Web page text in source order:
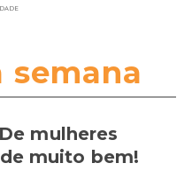
semana
mulheres
muito bem!